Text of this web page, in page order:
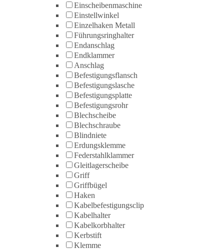
Einscheibenmaschine
Einstellwinkel
Einzelhaken Metall
Führungsringhalter
Endanschlag
Endklammer
Anschlag
Befestigungsflansch
Befestigungslasche
Befestigungsplatte
Befestigungsrohr
Blechscheibe
Blechschraube
Blindniete
Erdungsklemme
Federstahlklammer
Gleitlagerscheibe
Griff
Griffbügel
Haken
Kabelbefestigungsclip
Kabelhalter
Kabelkorbhalter
Kerbstift
Klemme